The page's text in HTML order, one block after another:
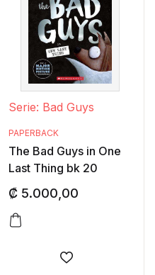
de deseos
Serie: Bad Guys
PAPERBACK
The Bad Guys in One
Last Thing bk 20
₡5.000,00
Añadir a la